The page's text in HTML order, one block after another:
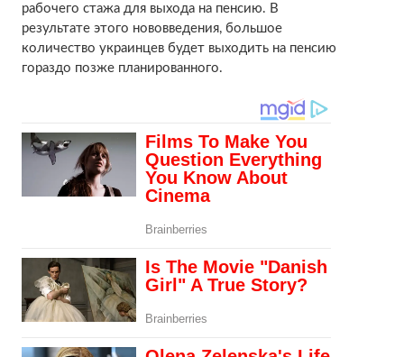
рабочего стажа для выхода на пенсию. В
результате этого нововведения, большое
количество украинцев будет выходить на пенсию
гораздо позже планированного.